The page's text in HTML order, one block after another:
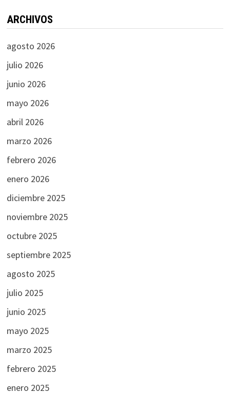
ARCHIVOS
agosto 2026
julio 2026
junio 2026
mayo 2026
abril 2026
marzo 2026
febrero 2026
enero 2026
diciembre 2025
noviembre 2025
octubre 2025
septiembre 2025
agosto 2025
julio 2025
junio 2025
mayo 2025
marzo 2025
febrero 2025
enero 2025